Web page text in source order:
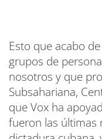
Esto que acabo
grupos de
nosotros y que
Subsahariana,
que Vox ha
fueron las últimas